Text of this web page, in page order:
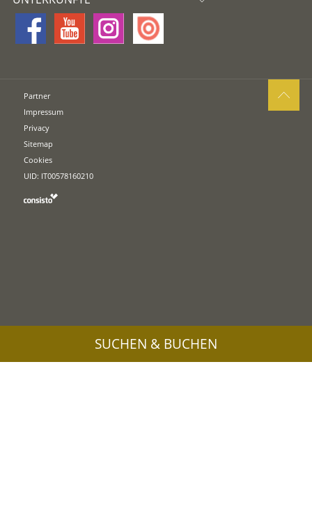
Partner
Impressum
Privacy
Sitemap
Cookies
UID: IT00578160210
SUCHEN & BUCHEN